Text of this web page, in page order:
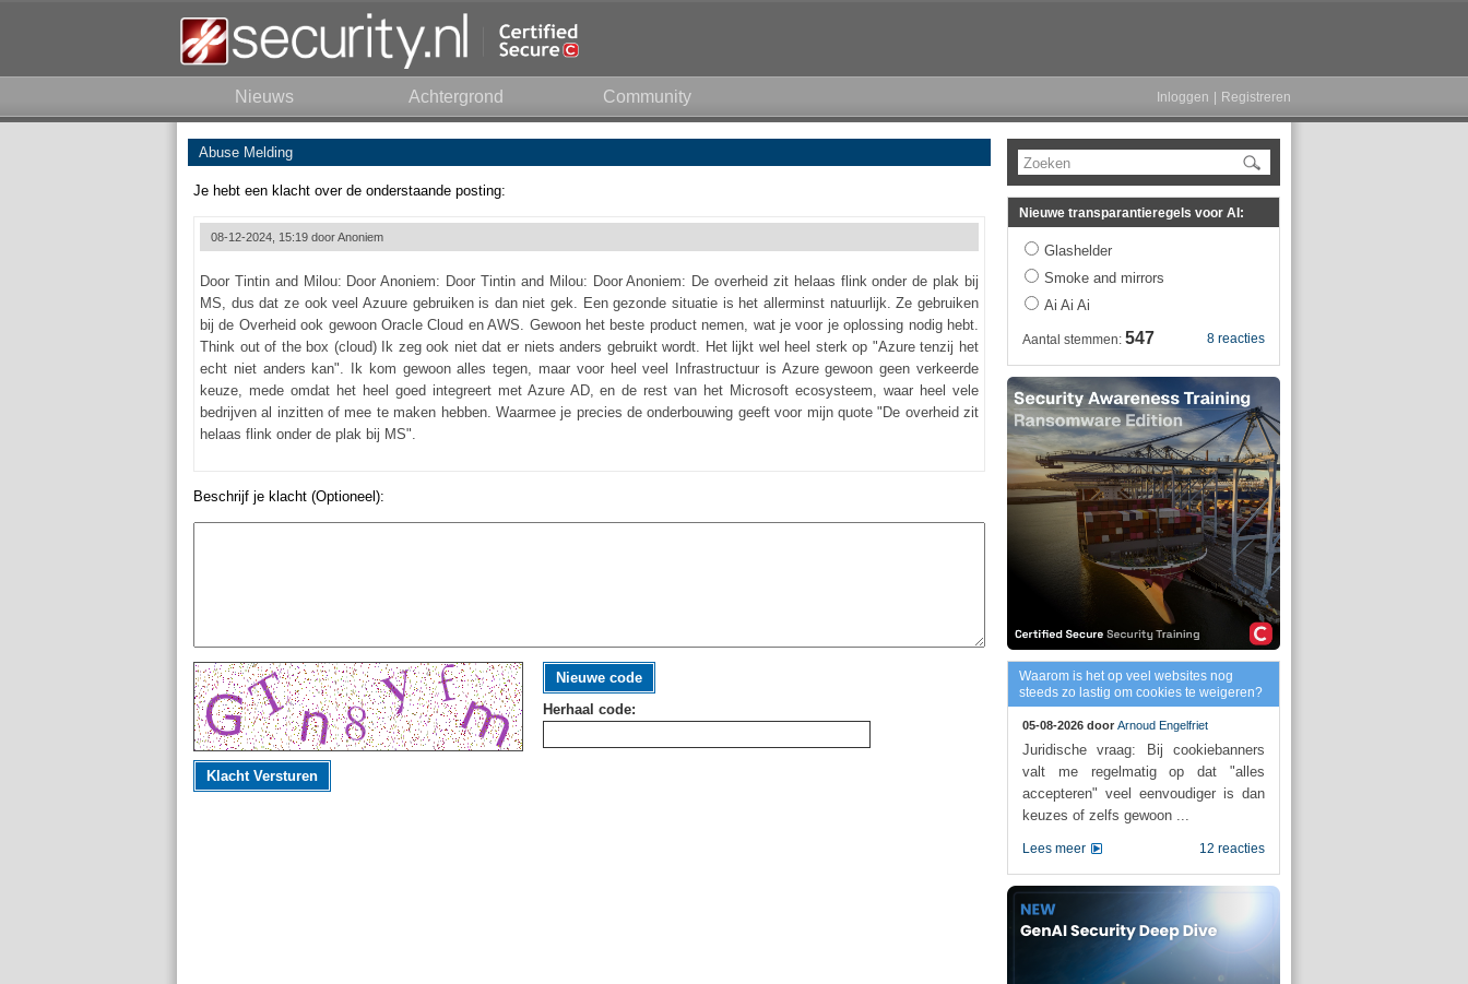
Nieuws Achtergrond Community Inloggen Registreren
Abuse Melding
Je hebt een klacht over de onderstaande posting:
08-12-2024, 15:19 doorAnoniem
Door Tintin and Milou: Door Anoniem: Door Tintin and Milou: Door Anoniem: De overheid zit helaas flink onder de plak bij
MS, dus dat ze ook veel Azuure gebruiken is dan niet gek. Een gezonde situatie is het allerminst natuurlijk. Ze gebruiken
bij de Overheid ook gewoon Oracle Cloud en AWS. Gewoon het beste product nemen, wat je voor je oplossing nodig hebt.
Think out of the box (cloud) Ik zeg ook niet dat er niets anders gebruikt wordt. Het lijkt wel heel sterk op "Azure tenzij het
echt niet anders kan". Ik kom gewoon alles tegen, maar voor heel veel Infrastructuur is Azure gewoon geen verkeerde
keuze, mede omdat het heel goed integreert met Azure AD, en de rest van het Microsoft ecosysteem, waar heel vele
bedrijven al inzitten of mee te maken hebben. Waarmee je precies de onderbouwing geeft voor mijn quote "De overheid zit
helaas flink onder de plak bij MS".
Beschrijf je klacht (Optioneel):
Nieuwe code
Herhaal code:
Klacht Versturen
Zoeken
Nieuwe transparantieregels voor AI:
Glashelder
Smoke and mirrors
Ai Ai Ai
8 reacties
Aantal stemmen: 547
Waarom is het op veel websites nog
steeds zo lastig om cookies te weigeren?
05-08-2026 door Arnoud Engelfriet
Juridische vraag: Bij cookiebanners
valt me regelmatig op dat "alles
accepteren" veel eenvoudiger is dan
keuzes of zelfs gewoon ...
12 reacties
Lees meer